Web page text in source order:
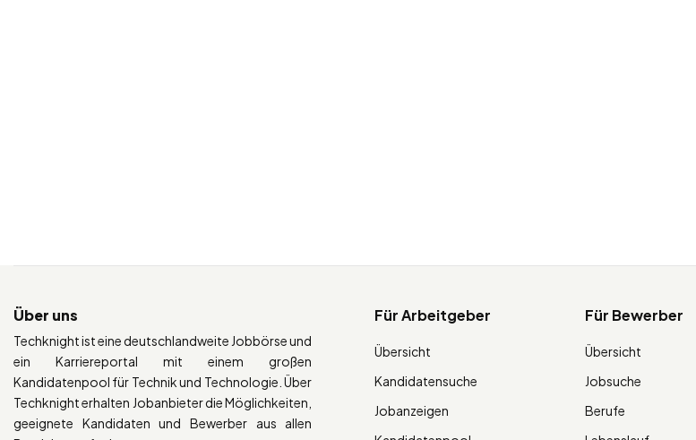
Über uns
Techknight ist eine deutschlandweite Jobbörse und
ein Karriereportal mit einem großen
Kandidatenpool für Technik und Technologie. Über
Techknight erhalten Jobanbieter die Möglichkeiten,
geeignete Kandidaten und Bewerber aus allen
Für Arbeitgeber
Übersicht
Kandidatensuche
Jobanzeigen
Für Bewerber
Übersicht
Jobsuche
Berufe